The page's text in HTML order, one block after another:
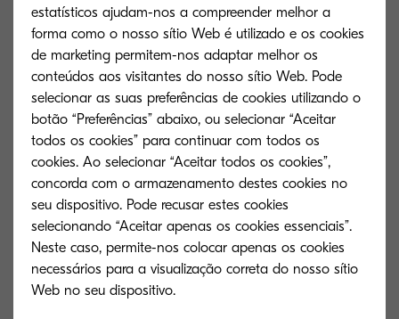
Tipo geral
IMPRESSORA MONOCROMÁTICA PARA
FORMATOS A4
Velocidade do motor
Até 50 páginas por minuto (ppm) em A4;
35,5 ppm em duplex
Tempo de aquecimento
Aproximadamente 20 segundos ou
menos
estatísticos ajudam-nos a compreender melhor a
forma como o nosso sítio Web é utilizado e os cookies
de marketing permitem-nos adaptar melhor os
conteúdos aos visitantes do nosso sítio Web. Pode
selecionar as suas preferências de cookies utilizando o
botão “Preferências” abaixo, ou selecionar “Aceitar
todos os cookies” para continuar com todos os
cookies. Ao selecionar “Aceitar todos os cookies”,
concorda com o armazenamento destes cookies no
seu dispositivo. Pode recusar estes cookies
selecionando “Aceitar apenas os cookies essenciais”.
Neste caso, permite-nos colocar apenas os cookies
necessários para a visualização correta do nosso sítio